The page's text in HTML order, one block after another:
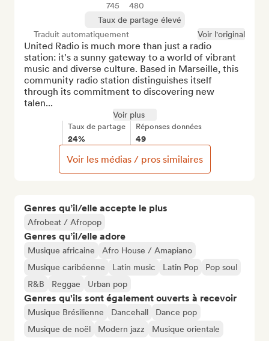
Genres qu’il/elle accepte le plus
Afrobeat / Afropop
Genres qu’il/elle adore
Musique africaine
Afro House / Amapiano
Musique caribéenne
Latin music Latin Pop
Pop soul
R&B
Reggae Urban pop
Genres qu'ils sont également ouverts à recevoir
Musique Brésilienne Dancehall
Dance pop
Musique de noël
Modern jazz
Musique orientale
745
480
Taux de partage élevé
Traduit automatiquement
Voir l'original
United Radio is much more than just a radio
station: it's a sunny gateway to a world of vibrant
music and diverse culture. Based in Marseille, this
community radio station distinguishes itself
through its commitment to discovering new
talen...
Voir plus
Taux de partage
24%
Réponses données
49
Voir les médias / pros similaires